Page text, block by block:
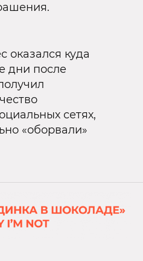
оказался куда
дни после
сетях,
«оборвали»